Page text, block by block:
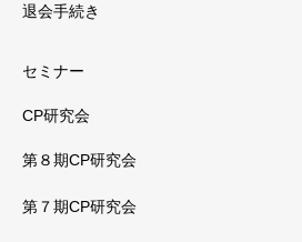
退会手続き
セミナー
CP研究会
第８期CP研究会
第７期CP研究会